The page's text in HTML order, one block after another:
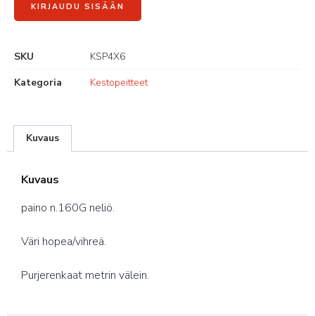
KIRJAUDU SISÄÄN
SKU
KSP4X6
Kategoria
Kestopeitteet
Kuvaus
Kuvaus
paino n.160G neliö.
Väri hopea/vihreä.
Purjerenkaat metrin välein.